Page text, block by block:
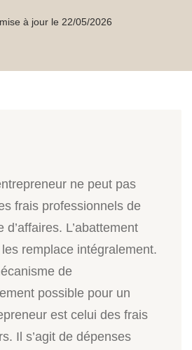
à jour le 22/05/2026
ne peut pas
frais professionnels de
d’affaires. L’abattement
remplace intégralement.
de
possible pour un
est celui des frais
Il s’agit de dépenses